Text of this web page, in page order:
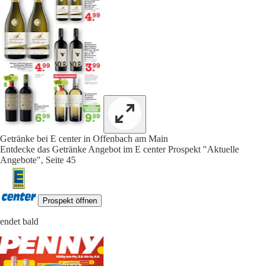
Getränke bei E center in Offenbach am Main
Entdecke das Getränke Angebot im E center Prospekt "Aktuelle
Angebote", Seite 45
Prospekt öffnen
endet bald